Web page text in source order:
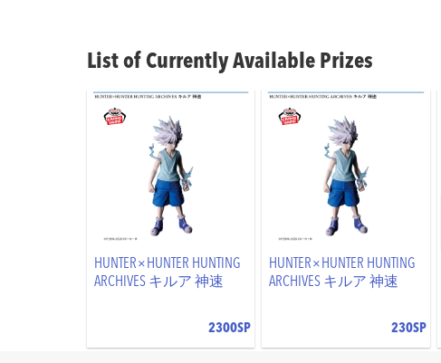
List of Currently Available Prizes
HUNTER×HUNTER HUNTING
ARCHIVES キルア 神速
2300SP
HUNTER×HUNTER HUNTING
ARCHIVES キルア 神速
230SP